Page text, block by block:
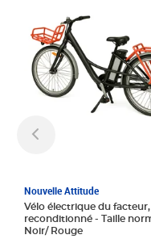
Nouvelle Attitude
Vélo électrique du facteur,
reconditionné - Taille normale -
Noir/ Rouge